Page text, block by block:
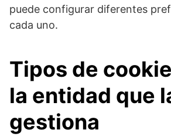
puede configurar diferentes
cada uno.
Tipos de
la entidad que
gestiona